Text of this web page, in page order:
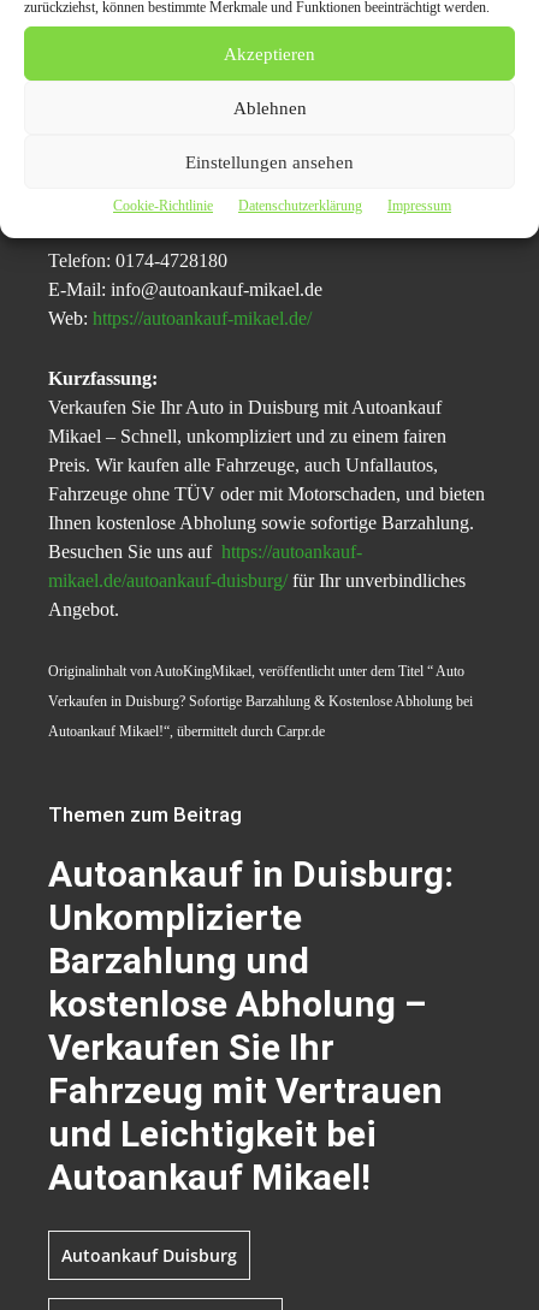
zurückziehst, können bestimmte Merkmale und Funktionen beeinträchtigt werden.
Akzeptieren
Ablehnen
Einstellungen ansehen
Cookie-Richtlinie Datenschutzerklärung Impressum
sich Ihr unverbindliches Angebot!
Pressekontakt:
Telefon: 0174-4728180
E-Mail: info@autoankauf-mikael.de
Web: https://autoankauf-mikael.de/
Kurzfassung:
Verkaufen Sie Ihr Auto in Duisburg mit Autoankauf
Mikael – Schnell, unkompliziert und zu einem fairen
Preis. Wir kaufen alle Fahrzeuge, auch Unfallautos,
Fahrzeuge ohne TÜV oder mit Motorschaden, und bieten
Ihnen kostenlose Abholung sowie sofortige Barzahlung.
Besuchen Sie uns auf https://autoankauf-
mikael.de/autoankauf-duisburg/für Ihr unverbindliches
Angebot.
Originalinhalt von AutoKingMikael, veröffentlicht unter dem Titel “ Auto
Verkaufen in Duisburg? Sofortige Barzahlung & Kostenlose Abholung bei
Autoankauf Mikael!“, übermittelt durch Carpr.de
Themen zum Beitrag
Autoankauf in Duisburg:
Unkomplizierte
Barzahlung und
kostenlose Abholung –
Verkaufen Sie Ihr
Fahrzeug mit Vertrauen
und Leichtigkeit bei
Autoankauf Mikael!
Autoankauf Duisburg